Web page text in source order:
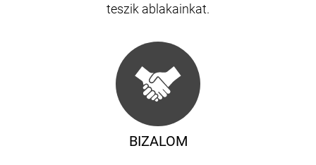
BIZALOM
teszik ablakainkat.